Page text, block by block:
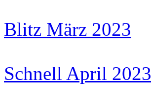
Blitz März 2023
Schnell April 2023